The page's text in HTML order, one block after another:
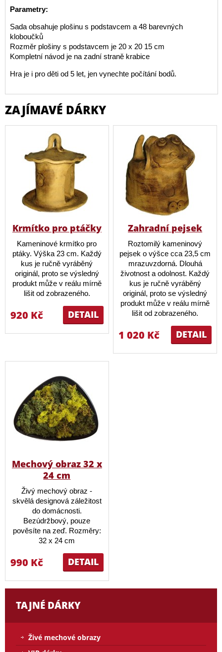
Parametry:
Sada obsahuje plošinu s podstavcem a 48 barevných
kloboučků
Rozměr plošiny s podstavcem je 20 x 20 15 cm
Kompletní návod je na zadní straně krabice
Hra je i pro děti od 5 let, jen vynechte počítání bodů.
ZAJÍMAVÉ DÁRKY
Krmítko pro ptáčky
Kameninové krmítko pro
ptáky. Výška 23 cm. Každý
kus je ručně vyráběný
originál, proto se výsledný
produkt může v reálu mírně
lišit od zobrazeného.
DETAIL
920 Kč
Zahradní pejsek
Roztomilý kameninový
pejsek o výšce cca 23,5 cm
mrazuvzdorná. Dlouhá
životnost a odolnost. Každý
kus je ručně vyráběný
originál, proto se výsledný
produkt může v reálu mírně
lišit od zobrazeného.
DETAIL
1 020 Kč
Mechový obraz 32 x
24 cm
Živý mechový obraz -
skvělá designová záležitost
do domácnosti.
Bezúdržbový, pouze
pověsíte na zeď. Rozměry:
32 x 24 cm
DETAIL
990 Kč
TAJNÉ DÁRKY
Živé mechové obrazy